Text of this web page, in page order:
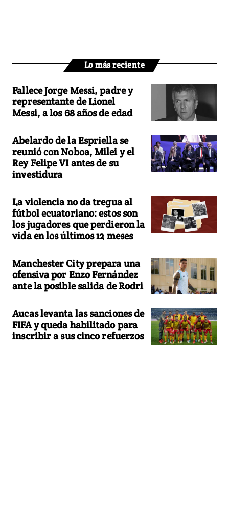
Lo más reciente
Fallece Jorge Messi, padre y
representante de Lionel
Messi, a los 68 años de edad
Abelardo de la Espriella se
reunió con Noboa, Milei y el
Rey Felipe VI antes de su
investidura
La violencia no da tregua al
fútbol ecuatoriano: estos son
los jugadores que perdieron la
vida en los últimos 12 meses
Manchester City prepara una
ofensiva por Enzo Fernández
ante la posible salida de Rodri
Aucas levanta las sanciones de
FIFA y queda habilitado para
inscribir a sus cinco refuerzos